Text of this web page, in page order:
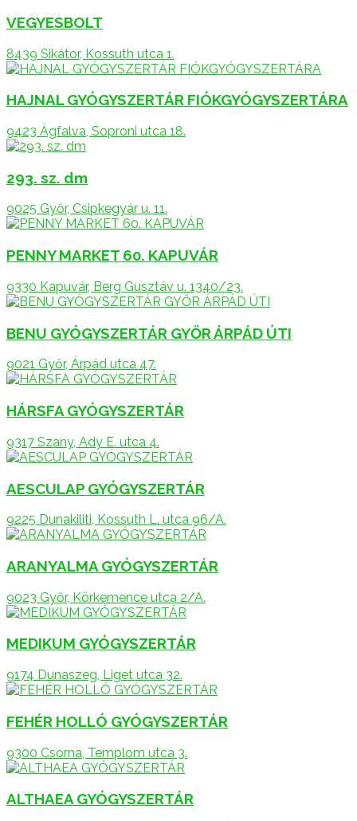
VEGYESBOLT
8439 Sikátor, Kossuth utca 1.
HAJNAL GYÓGYSZERTÁR FIÓKGYÓGYSZERTÁRA
9423 Ágfalva, Soproni utca 18.
293. sz. dm
9025 Győr, Csipkegyár u. 11.
PENNY MARKET 60. KAPUVÁR
9330 Kapuvár, Berg Gusztáv u. 1340/23.
BENU GYÓGYSZERTÁR GYŐR ÁRPÁD ÚTI
9021 Győr, Árpád utca 47.
HÁRSFA GYÓGYSZERTÁR
9317 Szany, Ady E. utca 4.
AESCULAP GYÓGYSZERTÁR
9225 Dunakiliti, Kossuth L. utca 96/A.
ARANYALMA GYÓGYSZERTÁR
9023 Győr, Körkemence utca 2/A.
MEDIKUM GYÓGYSZERTÁR
9174 Dunaszeg, Liget utca 32.
FEHÉR HOLLÓ GYÓGYSZERTÁR
9300 Csorna, Templom utca 3.
ALTHAEA GYÓGYSZERTÁR